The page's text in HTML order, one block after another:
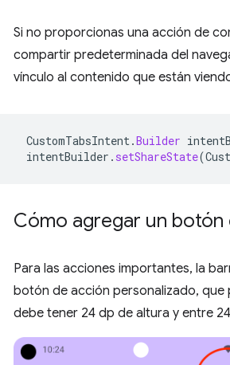
Si no proporcionas una acción de
compartir predeterminada del
vínculo al contenido que están
CustomTabsIntent.Builder
intentBuilder . setShareState(
Cómo agregar un
Para las acciones importantes, la
botón de acción personalizado,
debe tener 24 dp de altura y entre